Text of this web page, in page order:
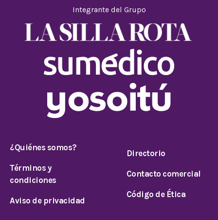
Integrante del Grupo
¿Quiénes somos?
Términos y
condiciones
Aviso de privacidad
Directorio
Contacto comercial
Código de Ética